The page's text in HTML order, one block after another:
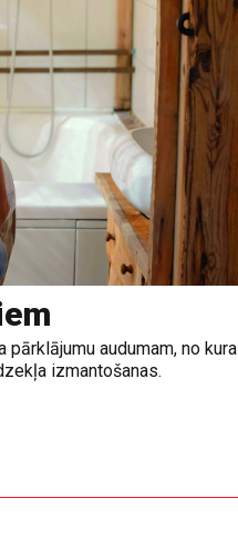
audumam, no kura
izmantošanas.